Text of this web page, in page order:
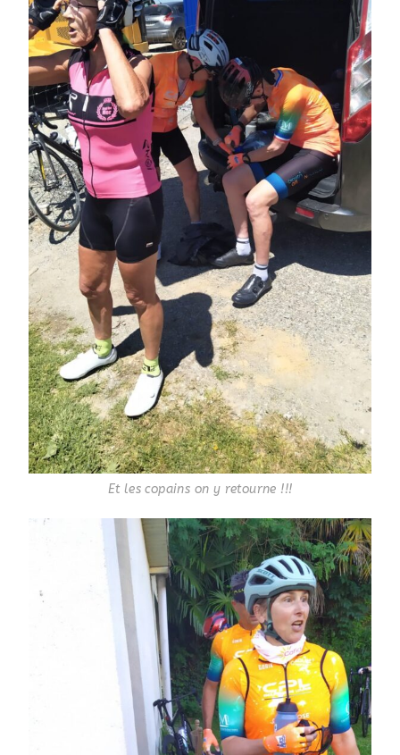
Et les copains on y retourne !!!